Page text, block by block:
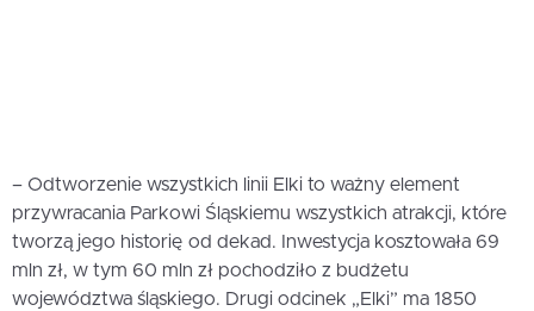
– Odtworzenie wszystkich linii Elki to ważny element
przywracania Parkowi Śląskiemu wszystkich atrakcji, które
tworzą jego historię od dekad. Inwestycja kosztowała 69
mln zł, w tym 60 mln zł pochodziło z budżetu
województwa śląskiego. Drugi odcinek „Elki” ma 1850